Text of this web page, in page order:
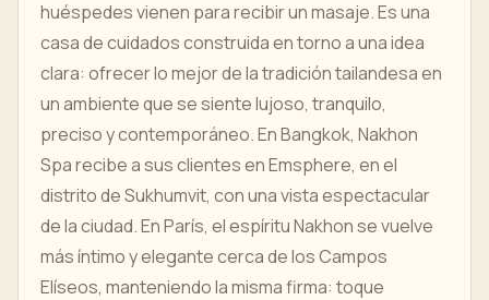
huéspedes vienen para recibir un masaje. Es una
casa de cuidados construida en torno a una idea
clara: ofrecer lo mejor de la tradición tailandesa en
un ambiente que se siente lujoso, tranquilo,
preciso y contemporáneo. En Bangkok, Nakhon
Spa recibe a sus clientes en Emsphere, en el
distrito de Sukhumvit, con una vista espectacular
de la ciudad. En París, el espíritu Nakhon se vuelve
más íntimo y elegante cerca de los Campos
Elíseos, manteniendo la misma firma: toque